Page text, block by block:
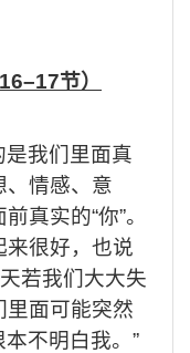
16–17节）
是我们里面真
、情感、意
前真实的“你”。
来很好，也说
若我们大大失
里面可能突然
不明白我。 ”